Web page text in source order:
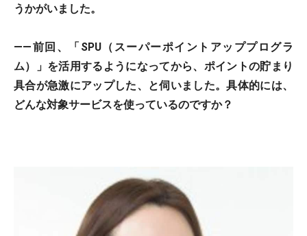
うかがいました。
――前回、「SPU（スーパーポイントアッププログラ
ム）」を活用するようになってから、ポイントの貯まり
具合が急激にアップした、と伺いました。具体的には、
どんな対象サービスを使っているのですか？